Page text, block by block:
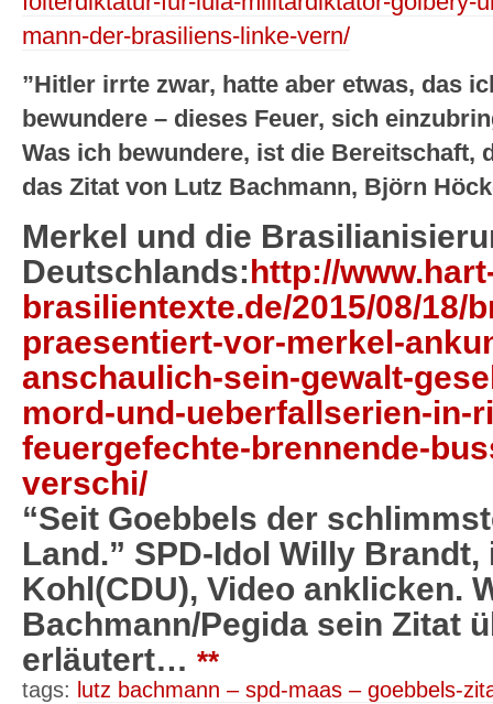
mann-der-brasiliens-linke-vern/
”Hitler irrte zwar, hatte aber etwas, das
bewundere – dieses Feuer, sich
Was ich bewundere, ist die Bereitschaft,
das Zitat von Lutz Bachmann, Björn
Merkel und die
Deutschlands: http://
brasilientexte.de/2015/08/18/
praesentiert-vor-merkel-
anschaulich-sein-gewalt-
mord-und-ueberfallserien-in-
feuergefechte-brennende-
verschi/
“Seit Goebbels der
Land.” SPD-Idol Willy
Kohl(CDU), Video anklicken.
Bachmann/Pegida sein Zitat
erläutert… **
tags: lutz bachmann – spd-maas – goebbels-